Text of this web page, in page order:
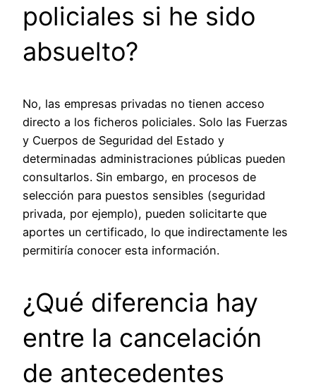
policiales si he sido
absuelto?
No, las empresas privadas no tienen acceso
directo a los ficheros policiales. Solo las Fuerzas
y Cuerpos de Seguridad del Estado y
determinadas administraciones públicas pueden
consultarlos. Sin embargo, en procesos de
selección para puestos sensibles (seguridad
privada, por ejemplo), pueden solicitarte que
aportes un certificado, lo que indirectamente les
permitiría conocer esta información.
¿Qué diferencia hay
entre la cancelación
de antecedentes